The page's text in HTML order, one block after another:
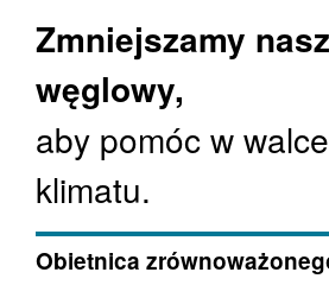
Zmniejszamy
węglowy,
aby pomóc w
klimatu.
Obietnica